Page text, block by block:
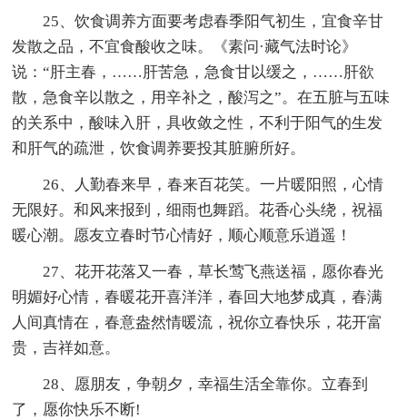
25、饮食调养方面要考虑春季阳气初生，宜食辛甘
发散之品，不宜食酸收之味。《素问·藏气法时论》
说：“肝主春，……肝苦急，急食甘以缓之，……肝欲
散，急食辛以散之，用辛补之，酸泻之”。在五脏与五味
的关系中，酸味入肝，具收敛之性，不利于阳气的生发
和肝气的疏泄，饮食调养要投其脏腑所好。
26、人勤春来早，春来百花笑。一片暖阳照，心情
无限好。和风来报到，细雨也舞蹈。花香心头绕，祝福
暖心潮。愿友立春时节心情好，顺心顺意乐逍遥！
27、花开花落又一春，草长莺飞燕送福，愿你春光
明媚好心情，春暖花开喜洋洋，春回大地梦成真，春满
人间真情在，春意盎然情暖流，祝你立春快乐，花开富
贵，吉祥如意。
28、愿朋友，争朝夕，幸福生活全靠你。立春到
了，愿你快乐不断!